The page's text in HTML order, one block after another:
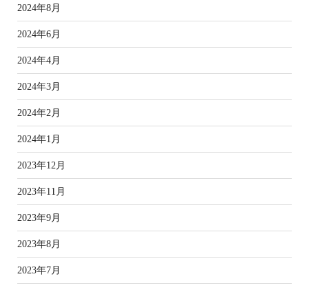
2024年8月
2024年6月
2024年4月
2024年3月
2024年2月
2024年1月
2023年12月
2023年11月
2023年9月
2023年8月
2023年7月